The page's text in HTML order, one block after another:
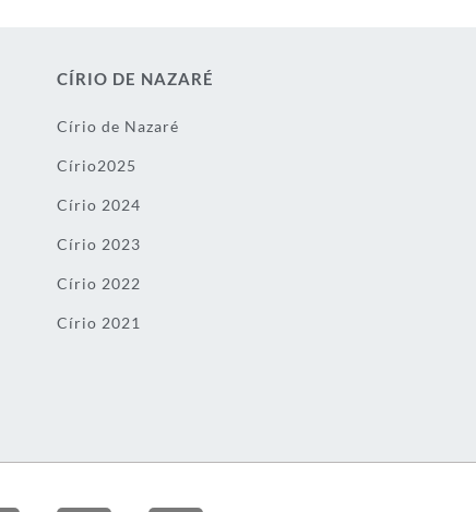
CÍRIO DE NAZARÉ
Círio de Nazaré
Círio2025
Círio 2024
Círio 2023
Círio 2022
Círio 2021